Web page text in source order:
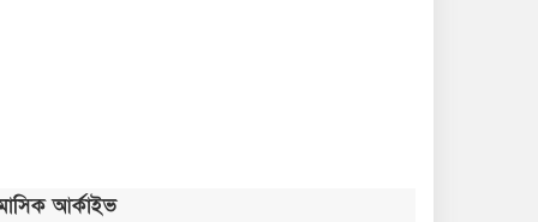
আর্কাইভ